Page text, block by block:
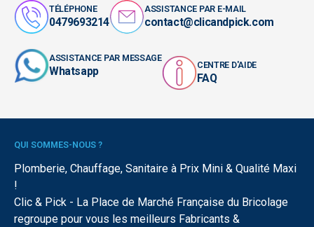
TÉLÉPHONE
0479693214
ASSISTANCE PAR E-MAIL
contact@clicandpick.com
ASSISTANCE PAR MESSAGE
Whatsapp CENTRE D'AIDE
FAQ
QUI SOMMES-NOUS ?
Plomberie, Chauffage, Sanitaire à Prix Mini & Qualité Maxi
!
Clic & Pick - La Place de Marché Française du Bricolage
regroupe pour vous les meilleurs Fabricants &